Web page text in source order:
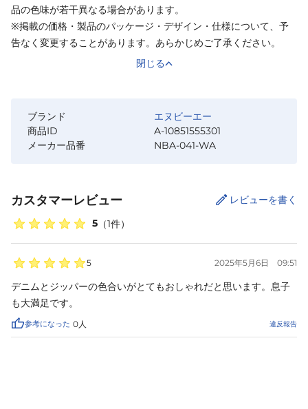
品の色味が若干異なる場合があります。
※掲載の価格・製品のパッケージ・デザイン・仕様について、予
告なく変更することがあります。あらかじめご了承ください。
閉じる
ブランド
エヌビーエー
商品ID
A-10851555301
メーカー品番
NBA-041-WA
カスタマーレビュー
5 （1件）
レビューを書く
5 2025年5月6日 09:51
デニムとジッパーの色合いがとてもおしゃれだと思います。息子
も大満足です。
参考になった 0 人 違反報告